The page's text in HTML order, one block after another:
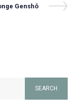
Genshô
SEARCH